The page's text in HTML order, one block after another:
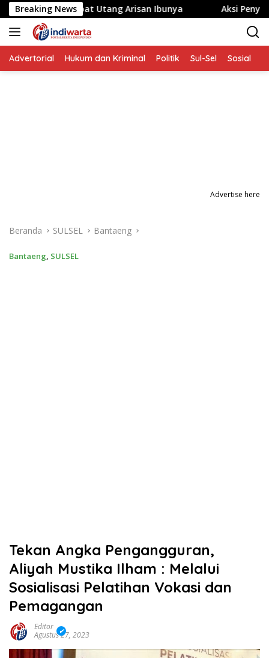
Langsung
ke
konten
Breaking News
Akibat Utang Arisan Ibunya Aksi Penyerangan
Advertorial Hukum dan Kriminal Politik Sul-Sel Sosial
Advertise here
Beranda SULSEL Bantaeng
Bantaeng, SULSEL
Tekan Angka Pengangguran,
Aliyah Mustika Ilham : Melalui
Sosialisasi Pelatihan Vokasi dan
Pemagangan
Editor
Agustus 27, 2023